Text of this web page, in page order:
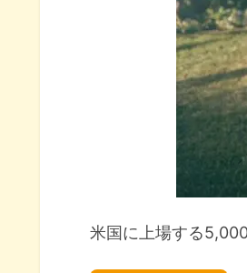
おすすめ
米国株9月の
米国に上場する